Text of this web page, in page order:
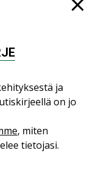
kun
yhteen”
ja
on jo
, miten
tietojasi.